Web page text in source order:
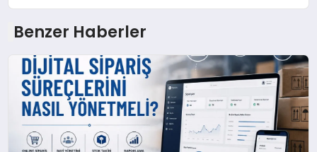
Benzer Haberler